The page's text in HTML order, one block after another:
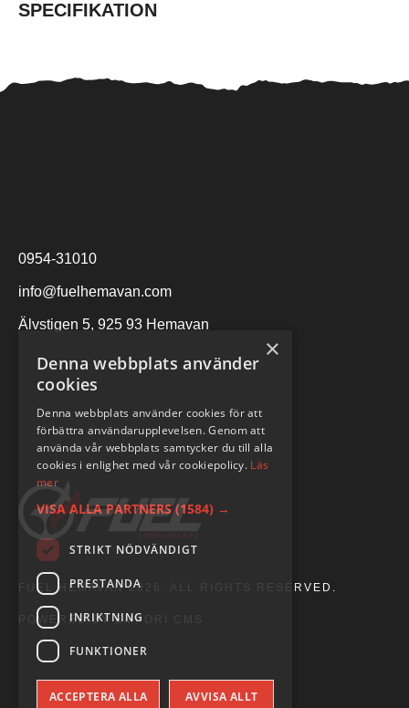
SPECIFIKATION
0954-31010
info@fuelhemavan.com
Älvstigen 5, 925 93 Hemavan
FUEL HEMAVAN 2026. ALL RIGHTS RESERVED.
POWERED BY EMPORI CMS
×
Denna webbplats använder
cookies
Denna webbplats använder cookies för att
förbättra användarupplevelsen. Genom att
använda vår webbplats samtycker du till alla
cookies i enlighet med vår cookiepolicy. Läs
mer
VISA ALLA PARTNERS (1584) →
STRIKT NÖDVÄNDIGT
PRESTANDA
INRIKTNING
FUNKTIONER
ACCEPTERA ALLA AVVISA ALLT